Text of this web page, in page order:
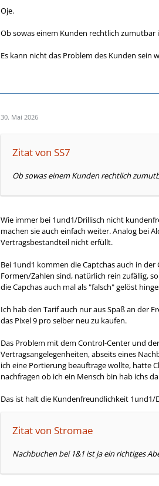
Oje.
Ob sowas einem Kunden rechtlich zumutbar
Es kann nicht das Problem des Kunden sein
30. Mai 2026
Zitat von SS7
Ob sowas einem Kunden rechtlich
Wie immer bei 1und1/Drillisch nicht
machen sie auch einfach weiter. Analog bei
Vertragsbestandteil nicht erfüllt.
Bei 1und1 kommen die Captchas auch in
Formen/Zahlen sind, natürlich rein zufällig,
die Capchas auch mal als "falsch" gelöst
Ich hab den Tarif auch nur aus Spaß an der
das Pixel 9 pro selber neu zu kaufen.
Das Problem mit dem Control-Center und
Vertragsangelegenheiten, abseits eines
ich eine Portierung beauftrage wollte, hatte
nachfragen ob ich ein Mensch bin hab ichs
Das ist halt die Kundenfreundlichkeit 1und1/
Zitat von Stromae
Nachbuchen bei 1&1 ist ja ein richtiges